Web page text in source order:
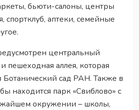
бьюти-салоны, центры
спортклуб, аптеки, семейные
центральный
пешеходная аллея, которая
Ботанический сад РАН. Также в
находится парк «Свиблово» с
окружении – школы,